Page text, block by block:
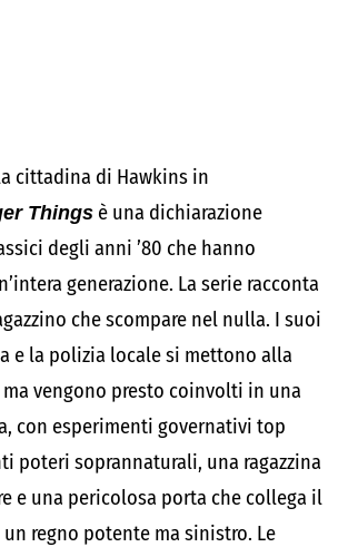
cittadina di Hawkins in
Things è una dichiarazione
degli anni ’80 che hanno
generazione. La serie racconta
che scompare nel nulla. I suoi
e la polizia locale si mettono alla
vengono presto coinvolti in una
con esperimenti governativi top
poteri soprannaturali, una ragazzina
e una pericolosa porta che collega il
regno potente ma sinistro. Le